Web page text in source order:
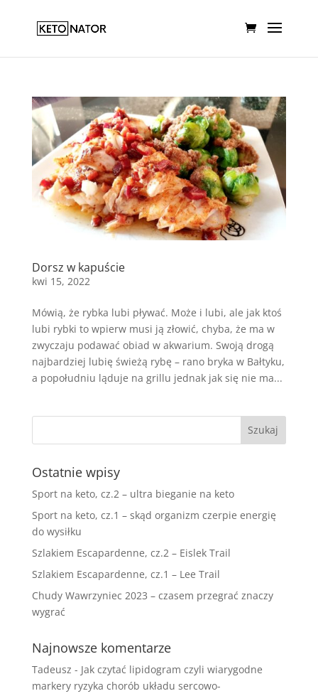
Dorsz w kapuście
kwi 15, 2022
Mówią, że rybka lubi pływać. Może i lubi, ale jak ktoś
lubi rybki to wpierw musi ją złowić, chyba, że ma w
zwyczaju podawać obiad w akwarium. Swoją drogą
najbardziej lubię świeżą rybę – rano bryka w Bałtyku,
a popołudniu ląduje na grillu jednak jak się nie ma...
Ostatnie wpisy
Sport na keto, cz.2 – ultra bieganie na keto
Sport na keto, cz.1 – skąd organizm czerpie energię
do wysiłku
Szlakiem Escapardenne, cz.2 – Eislek Trail
Szlakiem Escapardenne, cz.1 – Lee Trail
Chudy Wawrzyniec 2023 – czasem przegrać znaczy
wygrać
Najnowsze komentarze
Tadeusz - Jak czytać lipidogram czyli wiarygodne
markery ryzyka chorób układu sercowo-